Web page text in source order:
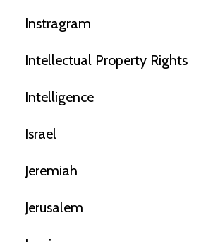
Instragram
Intellectual Property Rights
Intelligence
Israel
Jeremiah
Jerusalem